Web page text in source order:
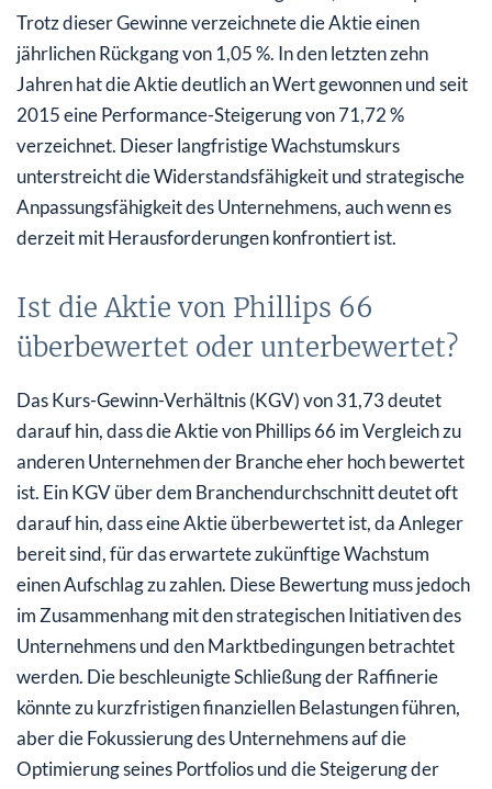
Trotz dieser Gewinne verzeichnete die Aktie einen
jährlichen Rückgang von 1,05 %. In den letzten zehn
Jahren hat die Aktie deutlich an Wert gewonnen und seit
2015 eine Performance-Steigerung von 71,72 %
verzeichnet. Dieser langfristige Wachstumskurs
unterstreicht die Widerstandsfähigkeit und strategische
Anpassungsfähigkeit des Unternehmens, auch wenn es
derzeit mit Herausforderungen konfrontiert ist.
Ist die Aktie von Phillips 66
überbewertet oder unterbewertet?
Das Kurs-Gewinn-Verhältnis (KGV) von 31,73 deutet
darauf hin, dass die Aktie von Phillips 66 im Vergleich zu
anderen Unternehmen der Branche eher hoch bewertet
ist. Ein KGV über dem Branchendurchschnitt deutet oft
darauf hin, dass eine Aktie überbewertet ist, da Anleger
bereit sind, für das erwartete zukünftige Wachstum
einen Aufschlag zu zahlen. Diese Bewertung muss jedoch
im Zusammenhang mit den strategischen Initiativen des
Unternehmens und den Marktbedingungen betrachtet
werden. Die beschleunigte Schließung der Raffinerie
könnte zu kurzfristigen finanziellen Belastungen führen,
aber die Fokussierung des Unternehmens auf die
Optimierung seines Portfolios und die Steigerung der